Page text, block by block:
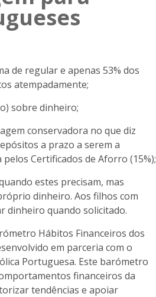
de regular e apenas 53% dos
atempadamente;
sobre dinheiro;
conservadora no que diz
a prazo a serem a
Certificados de Aforro (15%);
estes precisam, mas
dinheiro. Aos filhos com
dinheiro quando solicitado.
Hábitos Financeiros dos
em parceria com o
Portuguesa. Este barómetro
financeiros da
tendências e apoiar